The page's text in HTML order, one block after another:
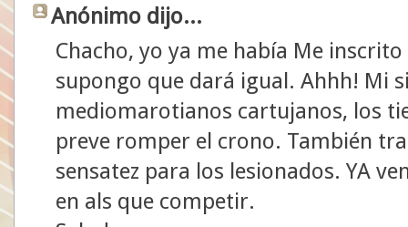
Anónimo dijo...
Chacho, yo ya me había Me
supongo que dará igual. Ahhh! Mi
mediomarotianos cartujanos, los
preve romper el crono. También
sensatez para los lesionados. YA
en als que competir.